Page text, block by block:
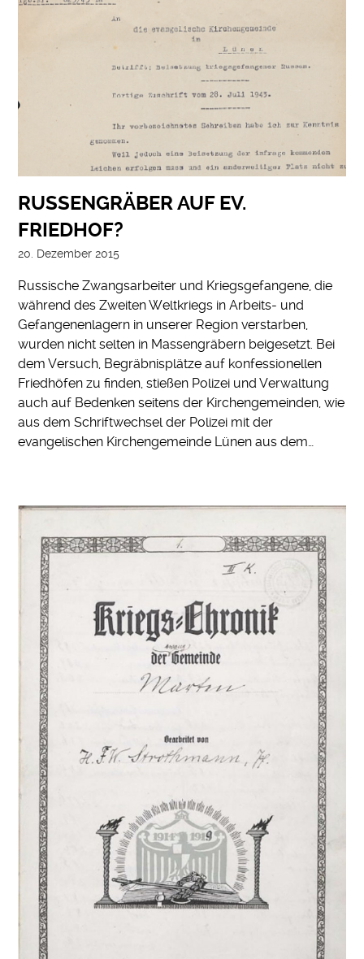
RUSSENGRÄBER AUF EV.
FRIEDHOF?
20. Dezember 2015
Russische Zwangsarbeiter und Kriegsgefangene, die
während des Zweiten Weltkriegs in Arbeits- und
Gefangenenlagern in unserer Region verstarben,
wurden nicht selten in Massengräbern beigesetzt. Bei
dem Versuch, Begräbnisplätze auf konfessionellen
Friedhöfen zu finden, stießen Polizei und Verwaltung
auch auf Bedenken seitens der Kirchengemeinden, wie
aus dem Schriftwechsel der Polizei mit der
evangelischen Kirchengemeinde Lünen aus dem…